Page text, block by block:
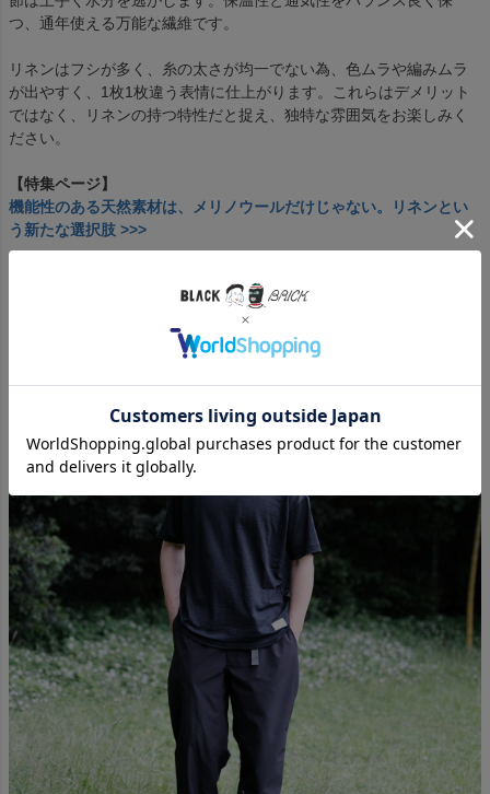
つ、通年使える万能な繊維です。
リネンはフシが多く、糸の太さが均一でない為、色ムラや編みムラ
が出やすく、1枚1枚違う表情に仕上がります。これらはデメリット
ではなく、リネンの持つ特性だと捉え、独特な雰囲気をお楽しみく
ださい。
【特集ページ】
機能性のある天然素材は、メリノウールだけじゃない。リネンとい
う新たな選択肢 >>>